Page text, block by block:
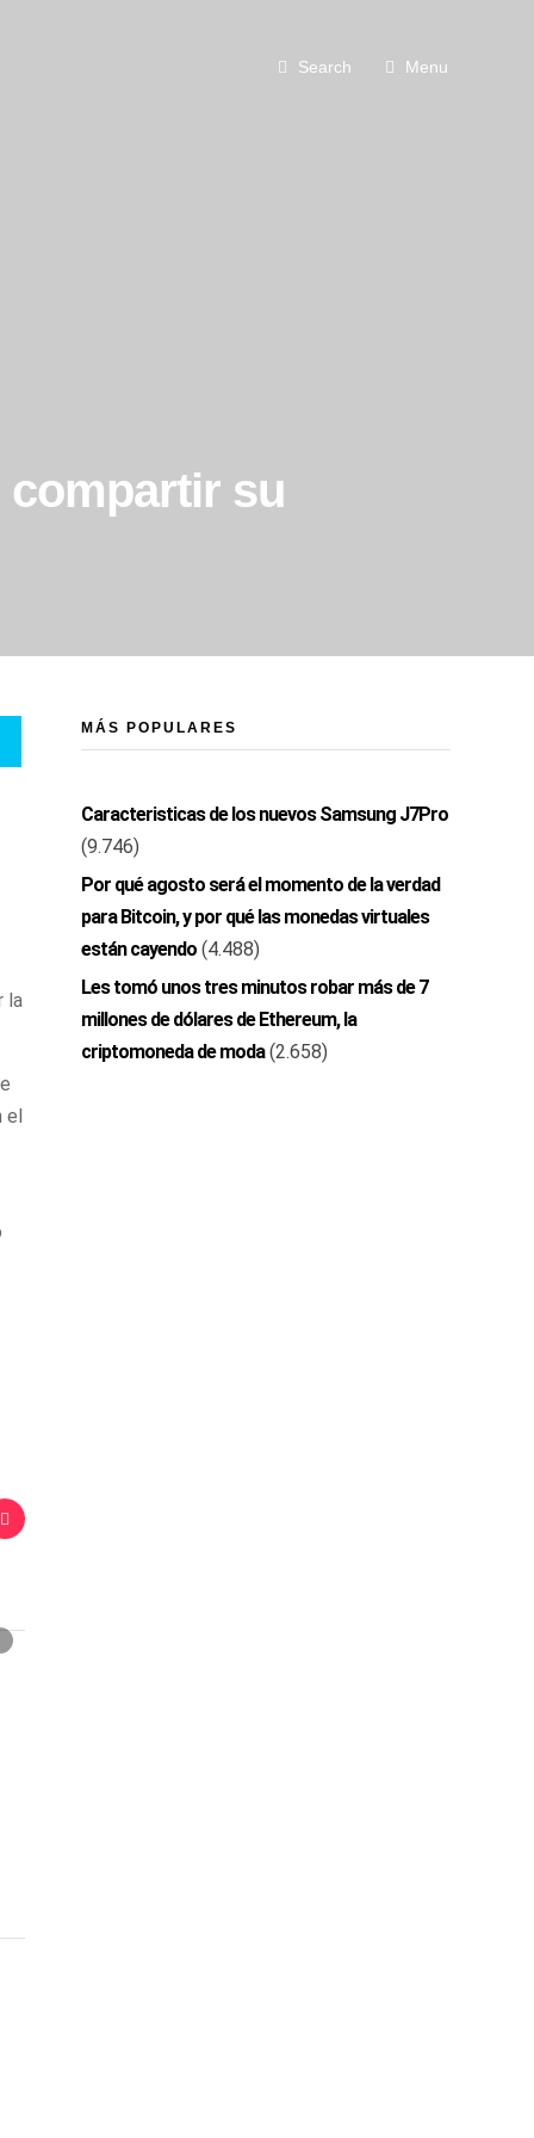
Search Menu
compartir su
la
el
MÁS POPULARES
Caracteristicas de los nuevos Samsung J7Pro
(9.746)
Por qué agosto será el momento de la verdad
para Bitcoin, y por qué las monedas virtuales
están cayendo (4.488)
Les tomó unos tres minutos robar más de 7
millones de dólares de Ethereum, la
criptomoneda de moda (2.658)